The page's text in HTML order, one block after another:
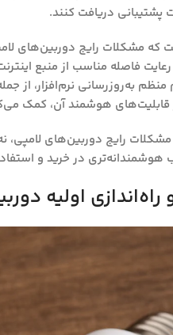
پشتیبانی دریافت کنند.
مشکلات رایج دوربین‌های
رعایت فاصله مناسب از منبع
منظم به‌روزرسانی نرم‌افزار،
قابلیت‌های هوشمند آن، کمک
رایج دوربین‌های لامپی،
هوشمندانه‌تری در خرید و
اولیه